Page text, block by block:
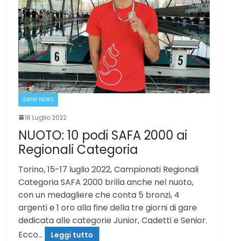
SWIM NEWS
18 Luglio 2022
NUOTO: 10 podi SAFA 2000 ai
Regionali Categoria
Torino, 15-17 luglio 2022, Campionati Regionali
Categoria SAFA 2000 brilla anche nel nuoto,
con un medagliere che conta 5 bronzi, 4
argenti e 1 oro alla fine della tre giorni di gare
dedicata alle categorie Junior, Cadetti e Senior.
Ecco…
Leggi tutto